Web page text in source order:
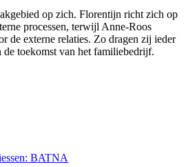
op zich. Florentijn richt zich op
processen, terwijl Anne-Roos
de externe relaties. Zo dragen zij ieder
toekomst van het familiebedrijf.
BATNA